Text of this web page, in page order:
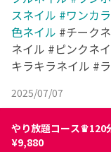
スネイル #ワンカ
色ネイル #チーク
ネイル #ピンクネ
キラキラネイル #
2025/07/07
やり放題コース♛120
¥9,880